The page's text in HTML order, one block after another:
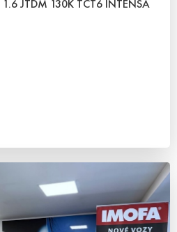
1.6 JTDM 130K TCT6 INTENSA